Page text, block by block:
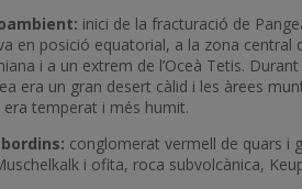
inici de la fracturació de
en posició equatorial, a la zona central
i a un extrem de l’Oceà Tetis.
era un gran desert càlid i les àrees
era temperat i més humit.
conglomerat vermell de quars i
i ofita, roca subvolcànica,